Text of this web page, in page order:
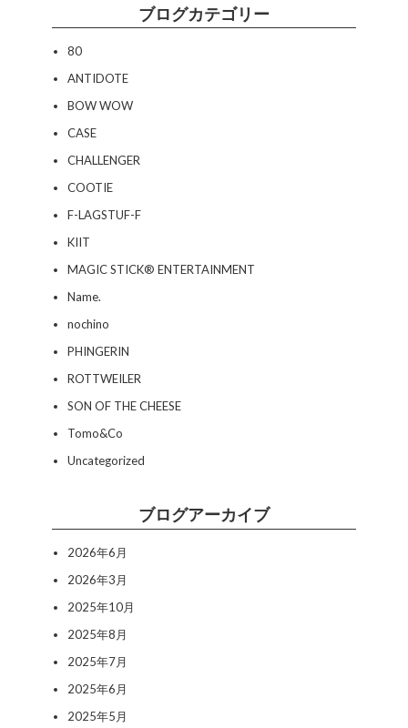
ブログカテゴリー
80
ANTIDOTE
BOW WOW
CASE
CHALLENGER
COOTIE
F-LAGSTUF-F
KIIT
MAGIC STICK® ENTERTAINMENT
Name.
nochino
PHINGERIN
ROTTWEILER
SON OF THE CHEESE
Tomo&Co
Uncategorized
ブログアーカイブ
2026年6月
2026年3月
2025年10月
2025年8月
2025年7月
2025年6月
2025年5月